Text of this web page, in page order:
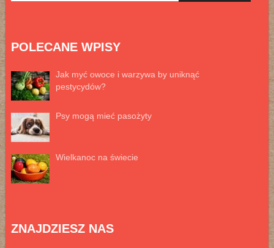
POLECANE WPISY
Jak myć owoce i warzywa by uniknąć
pestycydów?
Psy mogą mieć pasożyty
Wielkanoc na świecie
ZNAJDZIESZ NAS